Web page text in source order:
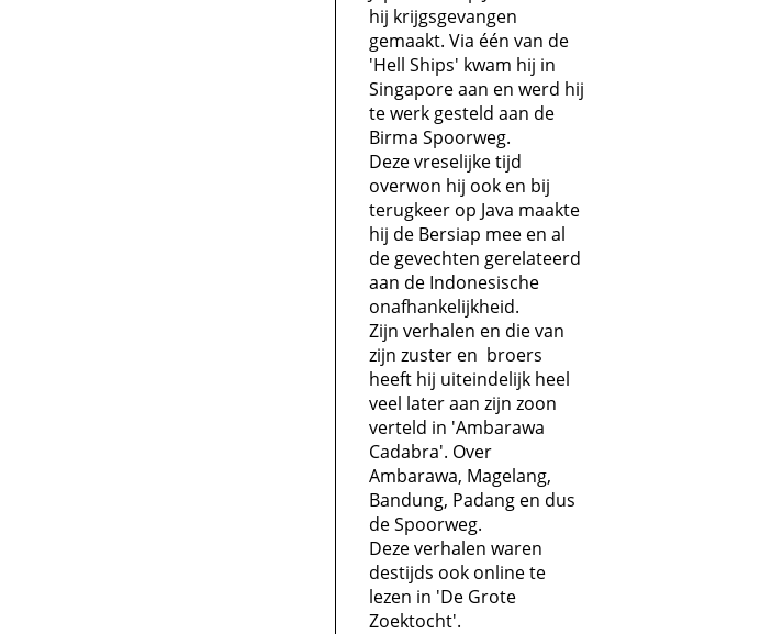
hij krijgsgevangen
gemaakt. Via één van de
'Hell Ships' kwam hij in
Singapore aan en werd hij
te werk gesteld aan de
Birma Spoorweg.
Deze vreselijke tijd
overwon hij ook en bij
terugkeer op Java maakte
hij de Bersiap mee en al
de gevechten gerelateerd
aan de Indonesische
onafhankelijkheid.
Zijn verhalen en die van
zijn zuster en broers
heeft hij uiteindelijk heel
veel later aan zijn zoon
verteld in 'Ambarawa
Cadabra'. Over
Ambarawa, Magelang,
Bandung, Padang en dus
de Spoorweg.
Deze verhalen waren
destijds ook online te
lezen in 'De Grote
Zoektocht'.